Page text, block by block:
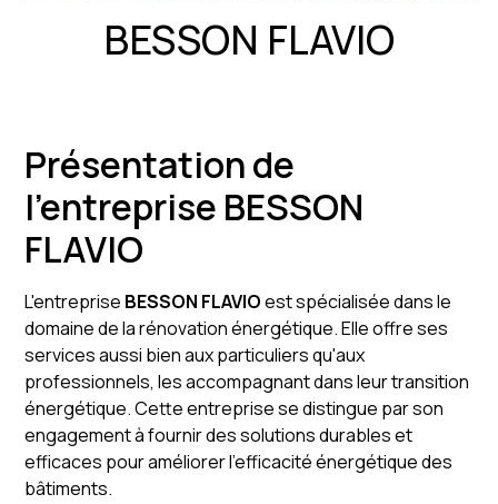
BESSON FLAVIO
Présentation de
l'entreprise BESSON
FLAVIO
L'entreprise BESSON FLAVIOest spécialisée dans le
domaine de la rénovation énergétique. Elle offre ses
services aussi bien aux particuliers qu'aux
professionnels, les accompagnant dans leur transition
énergétique. Cette entreprise se distingue par son
engagement à fournir des solutions durables et
efficaces pour améliorer l'efficacité énergétique des
bâtiments.